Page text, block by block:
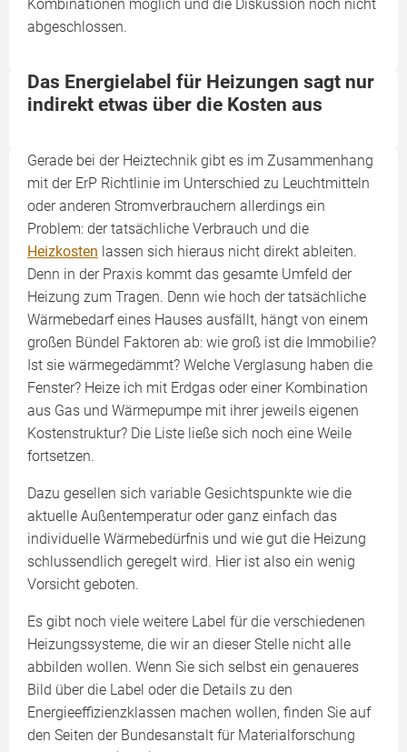
Kombinationen möglich und die Diskussion noch nicht
abgeschlossen.
Das Energielabel für Heizungen sagt nur
indirekt etwas über die Kosten aus
Gerade bei der Heiztechnik gibt es im Zusammenhang
mit der ErP Richtlinie im Unterschied zu Leuchtmitteln
oder anderen Stromverbrauchern allerdings ein
Problem: der tatsächliche Verbrauch und die
Heizkosten lassen sich hieraus nicht direkt ableiten.
Denn in der Praxis kommt das gesamte Umfeld der
Heizung zum Tragen. Denn wie hoch der tatsächliche
Wärmebedarf eines Hauses ausfällt, hängt von einem
großen Bündel Faktoren ab: wie groß ist die Immobilie?
Ist sie wärmegedämmt? Welche Verglasung haben die
Fenster? Heize ich mit Erdgas oder einer Kombination
aus Gas und Wärmepumpe mit ihrer jeweils eigenen
Kostenstruktur? Die Liste ließe sich noch eine Weile
fortsetzen.
Dazu gesellen sich variable Gesichtspunkte wie die
aktuelle Außentemperatur oder ganz einfach das
individuelle Wärmebedürfnis und wie gut die Heizung
schlussendlich geregelt wird. Hier ist also ein wenig
Vorsicht geboten.
Es gibt noch viele weitere Label für die verschiedenen
Heizungssysteme, die wir an dieser Stelle nicht alle
abbilden wollen. Wenn Sie sich selbst ein genaueres
Bild über die Label oder die Details zu den
Energieeffizienzklassen machen wollen, finden Sie auf
den Seiten der Bundesanstalt für Materialforschung